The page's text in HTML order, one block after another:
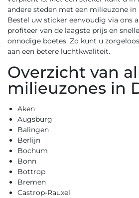
andere steden met een milieuzone in
Bestel uw sticker eenvoudig via ons
profiteer van de laagste prijs en
onnodige boetes. Zo kunt u
aan een betere luchtkwaliteit.
Overzicht van
milieuzones in
Aken
Augsburg
Balingen
Berlijn
Bochum
Bonn
Bottrop
Bremen
Castrop-Rauxel